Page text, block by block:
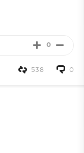
0
0
538